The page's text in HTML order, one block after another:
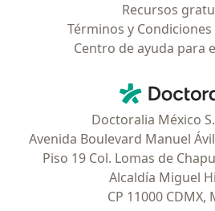
Recursos
Términos y
Centro de ayuda para
Doctoralia México
Avenida Boulevard Manuel
Piso 19 Col. Lomas de
Alcaldía Miguel
CP 11000 CDMX,